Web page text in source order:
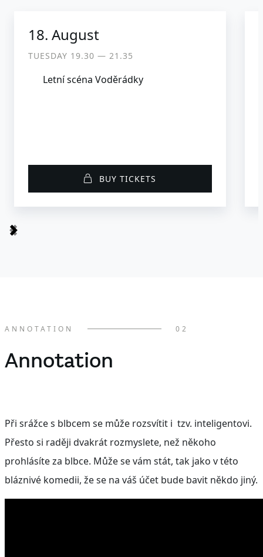
18. August
TUESDAY 19.30 ― 21.35
Letní scéna Voděrádky
BUY TICKETS
Item
Annotation
ANNOTATION 02
Při srážce s blbcem se může rozsvítit i tzv. inteligentovi.
Přesto si raději dvakrát rozmyslete, než někoho
prohlásíte za blbce. Může se vám stát, tak jako v této
bláznivé komedii, že se na váš účet bude bavit někdo jiný.